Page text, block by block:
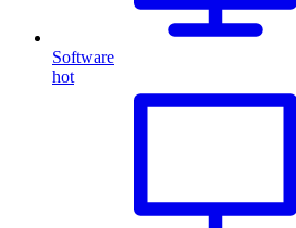
Software
hot